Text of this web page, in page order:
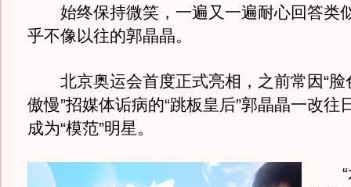
始终保持微笑，一遍又一遍耐心回答类
乎不像以往的郭晶晶。
北京奥运会首度正式亮相，之前常因“脸
傲慢”招媒体诟病的“跳板皇后”郭晶晶一改往
成为“模范”明星。
“